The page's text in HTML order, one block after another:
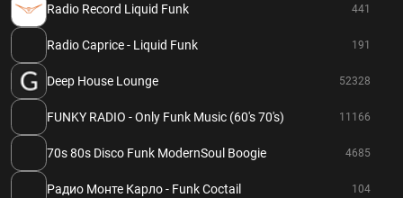
Radio Record Liquid Funk 441
Radio Caprice - Liquid Funk 191
Deep House Lounge 52328
FUNKY RADIO - Only Funk Music (60's 70's) 11166
70s 80s Disco Funk ModernSoul Boogie 4685
Радио Монте Карло - Funk Coctail 104